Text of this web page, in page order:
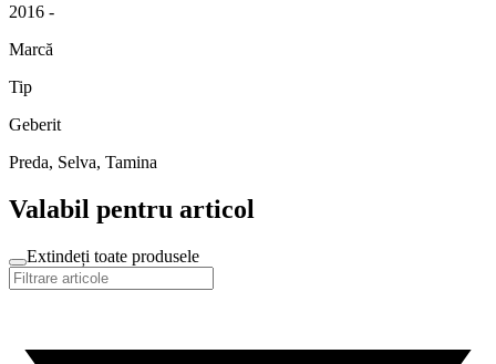
2016 -
Marcă
Tip
Geberit
Preda, Selva, Tamina
Valabil pentru articol
Extindeți toate produsele